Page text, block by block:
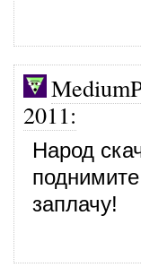
2011:
Народ
заплачу!